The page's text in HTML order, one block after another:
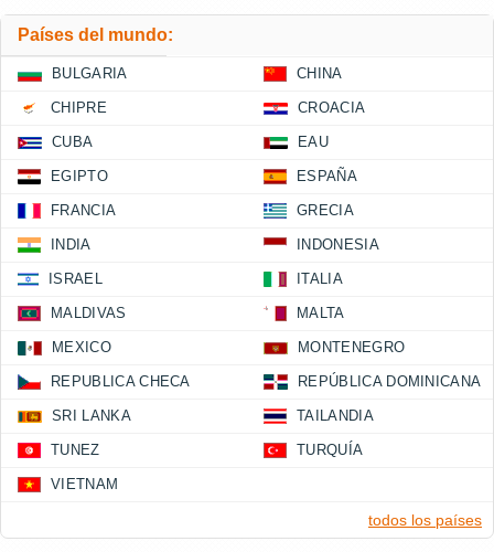
Países del mundo:
BULGARIA CHINA
CHIPRE CROACIA
CUBA EAU
EGIPTO ESPAÑA
FRANCIA GRECIA
INDIA INDONESIA
ISRAEL ITALIA
MALDIVAS MALTA
MEXICO MONTENEGRO
REPUBLICA CHECA REPÚBLICA DOMINICANA
SRI LANKA TAILANDIA
TUNEZ TURQUÍA
VIETNAM
todos los países